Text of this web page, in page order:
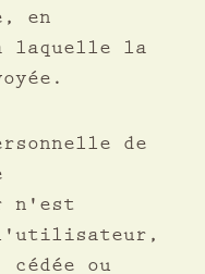
en
laquelle la
de
n'est
cédée ou